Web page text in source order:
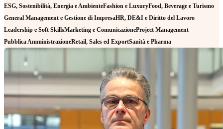
ESG, Sostenibilità, Energia e AmbienteFashion e LuxuryFood, Beverage e Turismo
General Management e Gestione di ImpresaHR, DE&I e Diritto del Lavoro
Leadership e Soft SkillsMarketing e ComunicazioneProject Management
Pubblica AmministrazioneRetail, Sales ed ExportSanità e Pharma